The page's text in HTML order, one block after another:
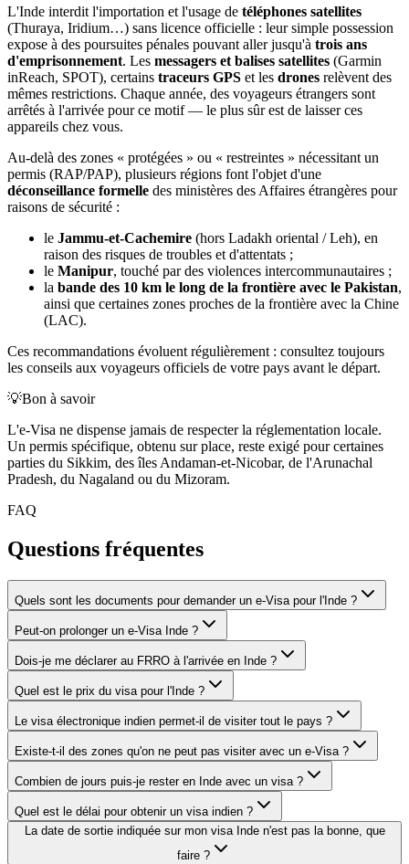
L'Inde interdit l'importation et l'usage de téléphones satellites
(Thuraya, Iridium…) sans licence officielle : leur simple possession
expose à des poursuites pénales pouvant aller jusqu'à trois ans
d'emprisonnement. Les messagers et balises satellites (Garmin
inReach, SPOT), certains traceurs GPS et les drones relèvent des
mêmes restrictions. Chaque année, des voyageurs étrangers sont
arrêtés à l'arrivée pour ce motif — le plus sûr est de laisser ces
appareils chez vous.
Au-delà des zones « protégées » ou « restreintes » nécessitant un
permis (RAP/PAP), plusieurs régions font l'objet d'une
déconseillance formelle des ministères des Affaires étrangères pour
raisons de sécurité :
le Jammu-et-Cachemire (hors Ladakh oriental / Leh), en
raison des risques de troubles et d'attentats ;
le Manipur, touché par des violences intercommunautaires ;
la bande des 10 km le long de la frontière avec le Pakistan,
ainsi que certaines zones proches de la frontière avec la Chine
(LAC).
Ces recommandations évoluent régulièrement : consultez toujours
les conseils aux voyageurs officiels de votre pays avant le départ.
💡Bon à savoir
L'e-Visa ne dispense jamais de respecter la réglementation locale.
Un permis spécifique, obtenu sur place, reste exigé pour certaines
parties du Sikkim, des îles Andaman-et-Nicobar, de l'Arunachal
Pradesh, du Nagaland ou du Mizoram.
FAQ
Questions fréquentes
Quels sont les documents pour demander un e-Visa pour l'Inde ?
Peut-on prolonger un e-Visa Inde ?
Dois-je me déclarer au FRRO à l'arrivée en Inde ?
Quel est le prix du visa pour l'Inde ?
Le visa électronique indien permet-il de visiter tout le pays ?
Existe-t-il des zones qu'on ne peut pas visiter avec un e-Visa ?
Combien de jours puis-je rester en Inde avec un visa ?
Quel est le délai pour obtenir un visa indien ?
La date de sortie indiquée sur mon visa Inde n'est pas la bonne, que
faire ?